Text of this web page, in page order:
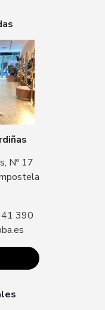
Nº 17
390